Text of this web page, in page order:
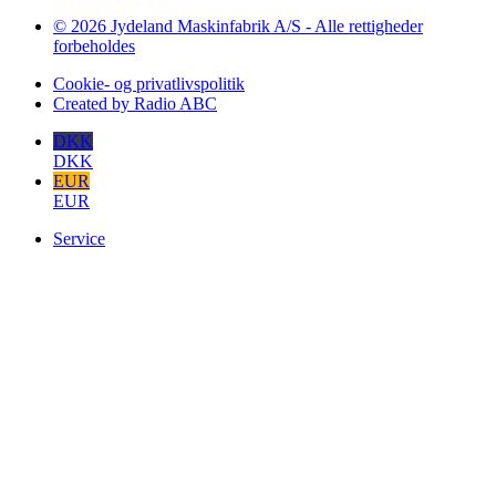
© 2026 Jydeland Maskinfabrik A/S - Alle rettigheder
forbeholdes
Cookie- og privatlivspolitik
Created by Radio ABC
DKK
DKK
EUR
EUR
Service